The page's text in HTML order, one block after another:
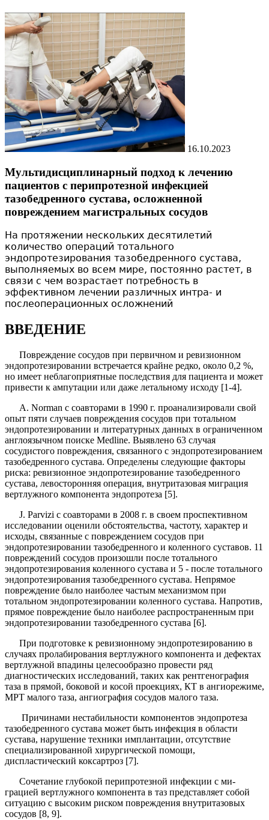
16.10.2023
Мультидисциплинарный подход к лечению
пациентов с перипротезной инфекцией
тазобедренного сустава, осложненной
повреждением магистральных сосудов
На протяжении нескольких десятилетий
количество операций тотального
эндопротезирования тазобедренного сустава,
выполняемых во всем мире, постоянно растет, в
связи с чем возрастает потребность в
эффективном лечении различных интра- и
послеоперационных осложнений
ВВЕДЕНИЕ
Повреждение сосудов при первичном и ревизион­ном
эндопротезировании встречается крайне редко, около 0,2 %,
но имеет неблагоприятные последствия для пациента и может
привести к ампутации или даже летальному исходу [1-4].
A. Norman с соавторами в 1990 г. проанализировали свой
опыт пяти случаев повреждения сосудов при то­тальном
эндопротезировании и литературных данных в ограниченном
англоязычном поиске Medline. Выяв­лено 63 случая
сосудистого повреждения, связанного с эндопротезированием
тазобедренного сустава. Опре­делены следующие факторы
риска: ревизионное эндо­протезирование тазобедренного
сустава, левосторон­няя операция, внутритазовая миграция
вертлужного компонента эндопротеза [5].
J. Parvizi с соавторами в 2008 г. в своем проспек­тивном
исследовании оценили обстоятельства, ча­стоту, характер и
исходы, связанные с повреждением сосудов при
эндопротезировании тазобедренного и ко­ленного суставов. 11
повреждений сосудов произош­ли после тотального
эндопротезирования коленного сустава и 5 - после тотального
эндопротезирования тазобедренного сустава. Непрямое
повреждение было наиболее частым механизмом при
тотальном эндопро­тезировании коленного сустава. Напротив,
прямое по­вреждение было наиболее распространенным при
эн­допротезировании тазобедренного сустава [6].
При подготовке к ревизионному эндопротезирова­нию в
случаях пролабирования вертлужного компо­нента и дефектах
вертлужной впадины целесообразно провести ряд
диагностических исследований, таких как рентгенография
таза в прямой, боковой и косой проекциях, КТ в ангиорежиме,
МРТ малого таза, ан­гиография сосудов малого таза.
Причинами неста­бильности компонентов эндопротеза
тазобедренного сустава может быть инфекция в области
сустава, на­рушение техники имплантации, отсутствие
специали­зированной хирургической помощи,
диспластический коксартроз [7].
Сочетание глубокой перипротезной инфекции с ми­
грацией вертлужного компонента в таз представляет собой
ситуацию с высоким риском повреждения вну­тритазовых
сосудов [8, 9].